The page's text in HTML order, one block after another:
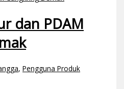
dan PDAM
,Pengguna Produk